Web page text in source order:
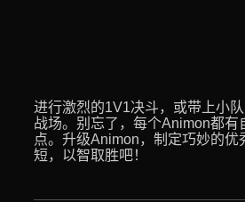
进行激烈的1V1决斗，或带上小
战场。别忘了，每个Animon都有
点。升级Animon，制定巧妙的优
短，以智取胜吧！